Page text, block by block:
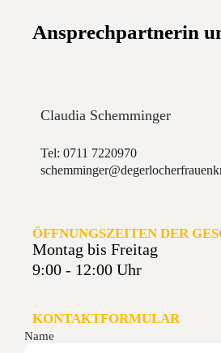
Ansprechpartnerin
Claudia Schemminger
Tel: 0711 7220970
ÖFFNUNGSZEITEN DER
Montag bis Freitag
9:00 - 12:00 Uhr
KONTAKTFORMULAR
Name